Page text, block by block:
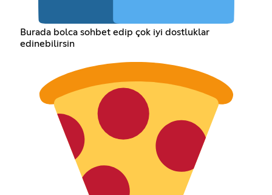
Burada bolca sohbet edip çok iyi dostluklar
edinebilirsin